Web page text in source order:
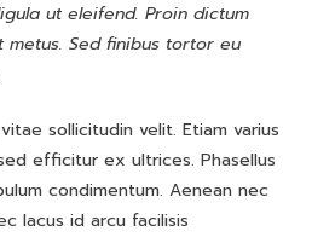
ut eleifend. Proin dictum
Sed finibus tortor eu
sollicitudin velit. Etiam varius
efficitur ex ultrices. Phasellus
condimentum. Aenean nec
lacus id arcu facilisis